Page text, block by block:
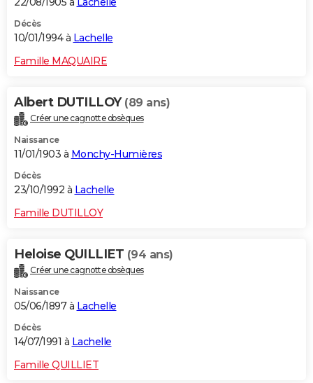
Décès
10/01/1994 à Lachelle
Famille MAQUAIRE
Albert DUTILLOY (89 ans)
Créer une cagnotte obsèques
Naissance
11/01/1903 à Monchy-Humières
Décès
23/10/1992 à Lachelle
Famille DUTILLOY
Heloise QUILLIET (94 ans)
Créer une cagnotte obsèques
Naissance
05/06/1897 à Lachelle
Décès
14/07/1991 à Lachelle
Famille QUILLIET